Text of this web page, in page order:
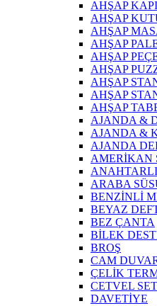
AHŞAP
AHŞAP
AHŞAP
AHŞAP
AHŞAP
AHŞAP
AHŞAP
AHŞAP
AHŞAP
AJANDA &
AJANDA &
AJANDA
AMERİKAN
ARABA
BENZİNLİ
BEYAZ
BEZ ÇANTA
BİLEK
BROŞ
CAM
ÇELİK
CETVEL
DAVETİYE